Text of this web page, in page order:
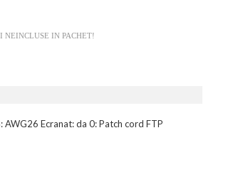
NEINCLUSE IN PACHET!
Ecranat: da 0: Patch cord FTP